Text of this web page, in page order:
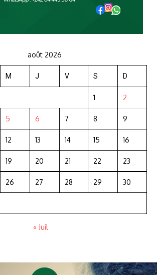
août 2026
M J V S D
1 2
5 6 7 8 9
12 13 14 15 16
19 20 21 22 23
26 27 28 29 30
« Juil